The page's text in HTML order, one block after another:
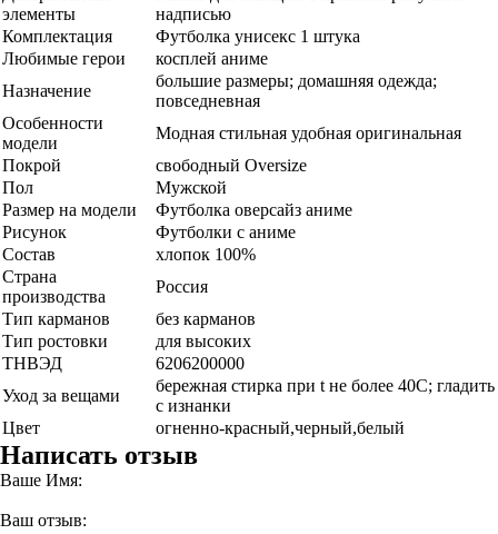
элементы
надписью
Комплектация
Футболка унисекс 1 штука
Любимые герои
косплей аниме
Назначение
большие размеры; домашняя одежда;
повседневная
Особенности
модели
Модная стильная удобная оригинальная
Покрой
свободный Oversize
Пол
Мужской
Размер на модели
Футболка оверсайз аниме
Рисунок
Футболки с аниме
Состав
хлопок 100%
Страна
производства
Россия
Тип карманов
без карманов
Тип ростовки
для высоких
ТНВЭД
6206200000
Уход за вещами
бережная стирка при t не более 40С; гладить
с изнанки
Цвет
огненно-красный,черный,белый
Написать отзыв
Ваше Имя:
Ваш отзыв: